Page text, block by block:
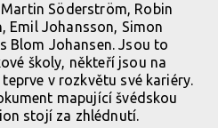
Söderström, Robin
Emil Johansson, Simon
Blom Johansen. Jsou to
školy, někteří jsou na
v rozkvětu své kariéry.
mapující švédskou
stojí za zhlédnutí.